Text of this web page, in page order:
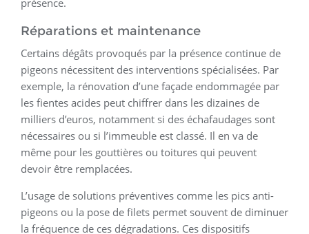
présence.
Réparations et maintenance
Certains dégâts provoqués par la présence continue de
pigeons nécessitent des interventions spécialisées. Par
exemple, la rénovation d’une façade endommagée par
les fientes acides peut chiffrer dans les dizaines de
milliers d’euros, notamment si des échafaudages sont
nécessaires ou si l’immeuble est classé. Il en va de
même pour les gouttières ou toitures qui peuvent
devoir être remplacées.
L’usage de solutions préventives comme les pics anti-
pigeons ou la pose de filets permet souvent de diminuer
la fréquence de ces dégradations. Ces dispositifs